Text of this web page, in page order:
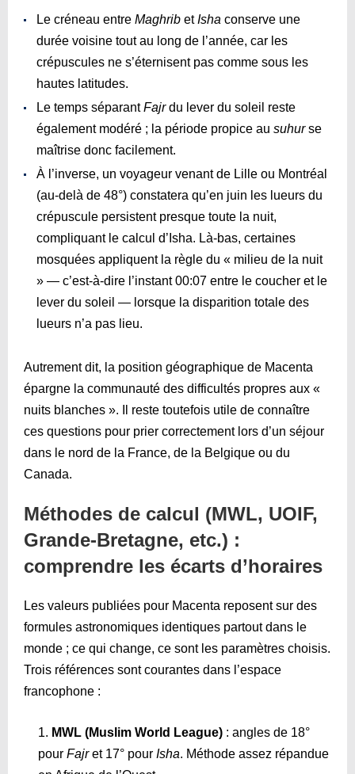
Le créneau entre Maghrib etIsha conserve une
durée voisine tout au long de l’année, car les
crépuscules ne s’éternisent pas comme sous les
hautes latitudes.
Le temps séparantFajrdu lever du soleil reste
également modéré ; la période propice au suhurse
maîtrise donc facilement.
À l’inverse, un voyageur venant de Lille ou Montréal
(au-delà de 48°) constatera qu’en juin les lueurs du
crépuscule persistent presque toute la nuit,
compliquant le calcul d’Isha. Là-bas, certaines
mosquées appliquent la règle du « milieu de la nuit
» — c’est-à-dire l’instant00:07 entre le coucher et le
lever du soleil — lorsque la disparition totale des
lueurs n’a pas lieu.
Autrement dit, la position géographique de Macenta
épargne la communauté des difficultés propres aux «
nuits blanches ». Il reste toutefois utile de connaître
ces questions pour prier correctement lors d’un séjour
dans le nord de la France, de la Belgique ou du
Canada.
Méthodes de calcul (MWL, UOIF,
Grande-Bretagne, etc.) :
comprendre les écarts d’horaires
Les valeurs publiées pour Macenta reposent sur des
formules astronomiques identiques partout dans le
monde ; ce qui change, ce sont les paramètres choisis.
Trois références sont courantes dans l’espace
francophone :
MWL (Muslim World League) : angles de 18°
pour Fajret 17° pour Isha. Méthode assez répandue